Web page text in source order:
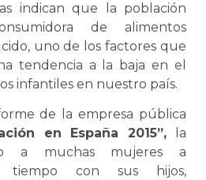
indican que la población
de alimentos
uno de los factores que
tendencia a la baja en el
infantiles en nuestro país.
de la empresa pública
en España 2015”, la
a muchas mujeres a
tiempo con sus hijos,